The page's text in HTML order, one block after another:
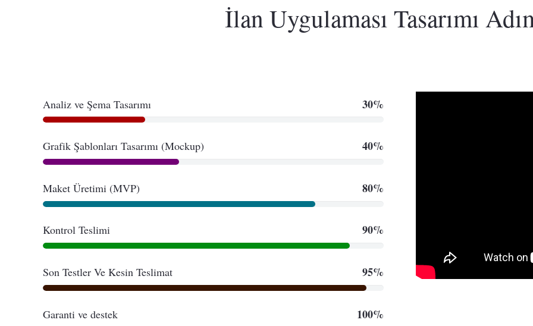
İlan Uygulaması Tasarımı
Analiz ve Şema Tasarımı 30%
Grafik Şablonları Tasarımı (Mockup) 40%
Maket Üretimi (MVP) 80%
Kontrol Teslimi 90%
Son Testler Ve Kesin Teslimat 95%
Garanti ve destek 100%